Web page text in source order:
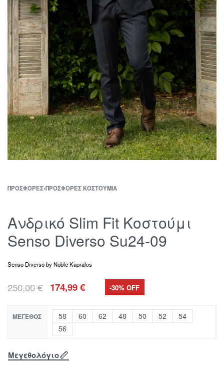
ΠΡΟΣΦΟΡΈΣ›ΠΡΟΣΦΟΡΈΣ ΚΟΣΤΟΎΜΙΑ
Ανδρικό Slim Fit Κοστούμι
Senso Diverso Su24-09
Senso Diverso by Noble Kapralos
250,00€ 174,99€ -30% OFF
ΜΈΓΕΘΟΣ 58 60 62 48 50 52
54
56
Μεγεθολόγιο